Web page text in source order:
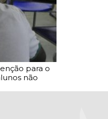
para o
não